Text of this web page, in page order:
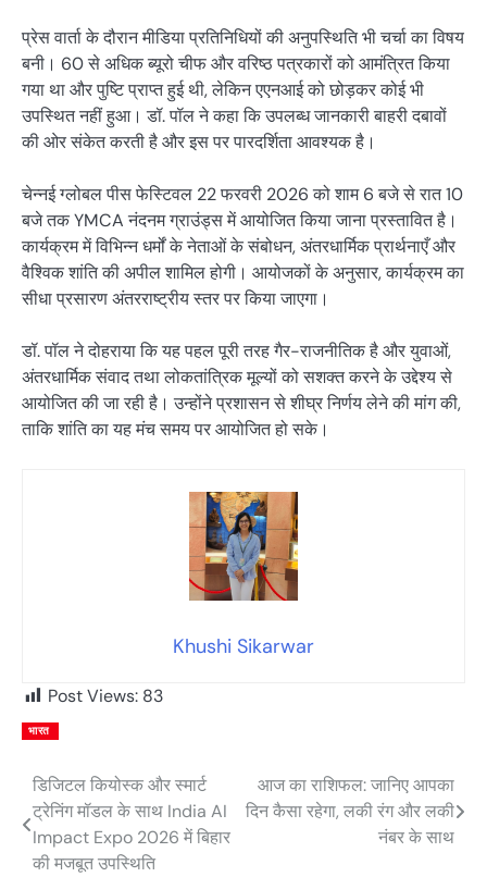
प्रेस वार्ता के दौरान मीडिया प्रतिनिधियों की अनुपस्थिति भी चर्चा का विषय
बनी। 60 से अधिक ब्यूरो चीफ और वरिष्ठ पत्रकारों को आमंत्रित किया
गया था और पुष्टि प्राप्त हुई थी, लेकिन एएनआई को छोड़कर कोई भी
उपस्थित नहीं हुआ। डॉ. पॉल ने कहा कि उपलब्ध जानकारी बाहरी दबावों
की ओर संकेत करती है और इस पर पारदर्शिता आवश्यक है।
चेन्नई ग्लोबल पीस फेस्टिवल 22 फरवरी 2026 को शाम 6 बजे से रात 10
बजे तक YMCA नंदनम ग्राउंड्स में आयोजित किया जाना प्रस्तावित है।
कार्यक्रम में विभिन्न धर्मों के नेताओं के संबोधन, अंतरधार्मिक प्रार्थनाएँ और
वैश्विक शांति की अपील शामिल होगी। आयोजकों के अनुसार, कार्यक्रम का
सीधा प्रसारण अंतरराष्ट्रीय स्तर पर किया जाएगा।
डॉ. पॉल ने दोहराया कि यह पहल पूरी तरह गैर-राजनीतिक है और युवाओं,
अंतरधार्मिक संवाद तथा लोकतांत्रिक मूल्यों को सशक्त करने के उद्देश्य से
आयोजित की जा रही है। उन्होंने प्रशासन से शीघ्र निर्णय लेने की मांग की,
ताकि शांति का यह मंच समय पर आयोजित हो सके।
Khushi Sikarwar
Post Views: 83
भारत
Post
navigation
डिजिटल कियोस्क और स्मार्ट
ट्रेनिंग मॉडल के साथ India AI
Impact Expo 2026 में बिहार
की मजबूत उपस्थिति
आज का राशिफल: जानिए आपका
दिन कैसा रहेगा, लकी रंग और लकी
नंबर के साथ